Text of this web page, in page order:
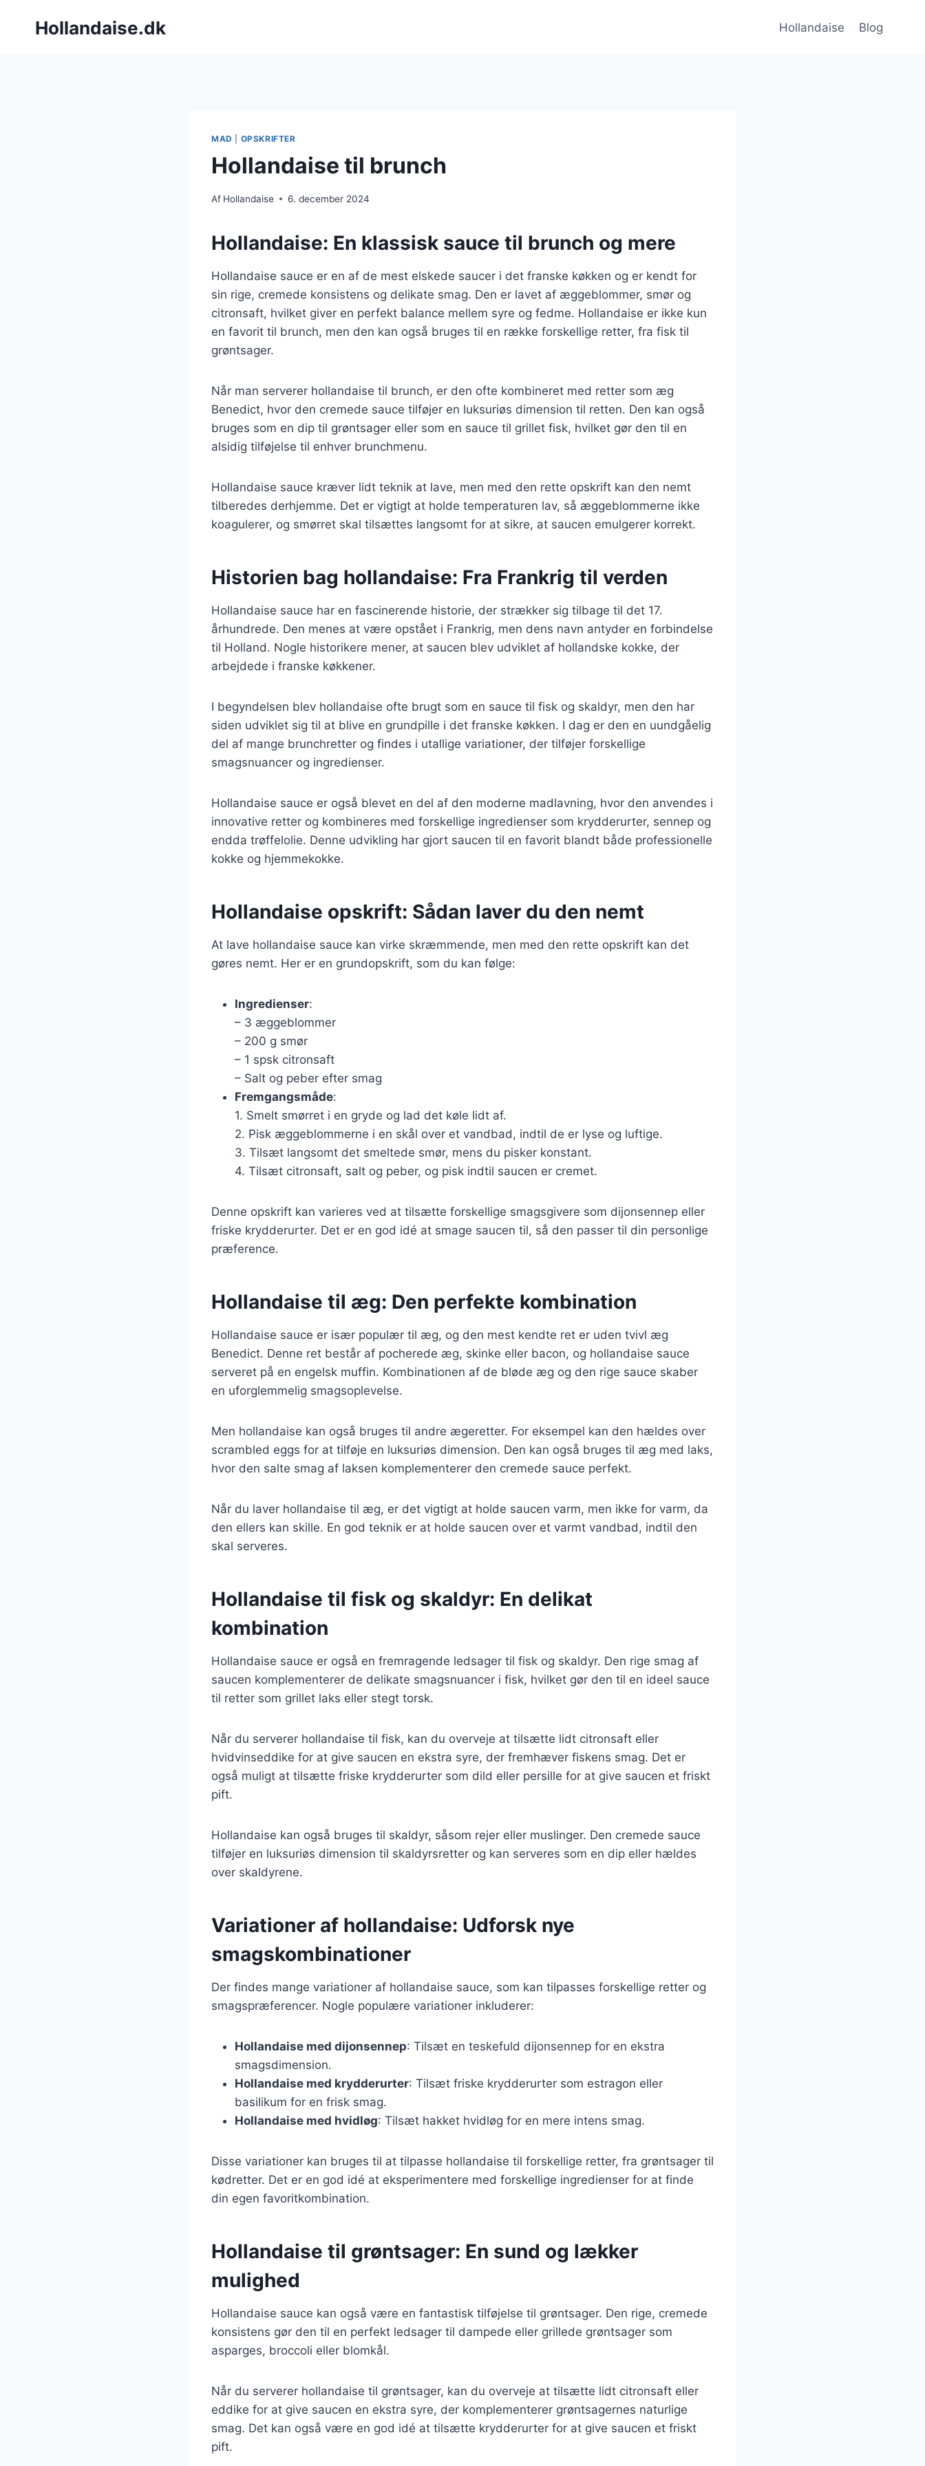
Hollandaise.dk Hollandaise Blog
MAD OPSKRIFTER
Hollandaise til brunch
Af Hollandaise 6. december 2024
Hollandaise: En klassisk sauce til brunch og mere
Hollandaise sauce er en af de mest elskede saucer i det franske køkken og er kendt for
sin rige, cremede konsistens og delikate smag. Den er lavet af æggeblommer, smør og
citronsaft, hvilket giver en perfekt balance mellem syre og fedme. Hollandaise er ikke kun
en favorit til brunch, men den kan også bruges til en række forskellige retter, fra fisk til
grøntsager.
Når man serverer hollandaise til brunch, er den ofte kombineret med retter som æg
Benedict, hvor den cremede sauce tilføjer en luksuriøs dimension til retten. Den kan også
bruges som en dip til grøntsager eller som en sauce til grillet fisk, hvilket gør den til en
alsidig tilføjelse til enhver brunchmenu.
Hollandaise sauce kræver lidt teknik at lave, men med den rette opskrift kan den nemt
tilberedes derhjemme. Det er vigtigt at holde temperaturen lav, så æggeblommerne ikke
koagulerer, og smørret skal tilsættes langsomt for at sikre, at saucen emulgerer korrekt.
Historien bag hollandaise: Fra Frankrig til verden
Hollandaise sauce har en fascinerende historie, der strækker sig tilbage til det 17.
århundrede. Den menes at være opstået i Frankrig, men dens navn antyder en forbindelse
til Holland. Nogle historikere mener, at saucen blev udviklet af hollandske kokke, der
arbejdede i franske køkkener.
I begyndelsen blev hollandaise ofte brugt som en sauce til fisk og skaldyr, men den har
siden udviklet sig til at blive en grundpille i det franske køkken. I dag er den en uundgåelig
del af mange brunchretter og findes i utallige variationer, der tilføjer forskellige
smagsnuancer og ingredienser.
Hollandaise sauce er også blevet en del af den moderne madlavning, hvor den anvendes i
innovative retter og kombineres med forskellige ingredienser som krydderurter, sennep og
endda trøffelolie. Denne udvikling har gjort saucen til en favorit blandt både professionelle
kokke og hjemmekokke.
Hollandaise opskrift: Sådan laver du den nemt
At lave hollandaise sauce kan virke skræmmende, men med den rette opskrift kan det
gøres nemt. Her er en grundopskrift, som du kan følge:
Ingredienser:
– 3 æggeblommer
– 200 g smør
– 1 spsk citronsaft
– Salt og peber efter smag
Fremgangsmåde:
1. Smelt smørret i en gryde og lad det køle lidt af.
2. Pisk æggeblommerne i en skål over et vandbad, indtil de er lyse og luftige.
3. Tilsæt langsomt det smeltede smør, mens du pisker konstant.
4. Tilsæt citronsaft, salt og peber, og pisk indtil saucen er cremet.
Denne opskrift kan varieres ved at tilsætte forskellige smagsgivere som dijonsennep eller
friske krydderurter. Det er en god idé at smage saucen til, så den passer til din personlige
præference.
Hollandaise til æg: Den perfekte kombination
Hollandaise sauce er især populær til æg, og den mest kendte ret er uden tvivl æg
Benedict. Denne ret består af pocherede æg, skinke eller bacon, og hollandaise sauce
serveret på en engelsk muffin. Kombinationen af de bløde æg og den rige sauce skaber
en uforglemmelig smagsoplevelse.
Men hollandaise kan også bruges til andre ægeretter. For eksempel kan den hældes over
scrambled eggs for at tilføje en luksuriøs dimension. Den kan også bruges til æg med laks,
hvor den salte smag af laksen komplementerer den cremede sauce perfekt.
Når du laver hollandaise til æg, er det vigtigt at holde saucen varm, men ikke for varm, da
den ellers kan skille. En god teknik er at holde saucen over et varmt vandbad, indtil den
skal serveres.
Hollandaise til fisk og skaldyr: En delikat
kombination
Hollandaise sauce er også en fremragende ledsager til fisk og skaldyr. Den rige smag af
saucen komplementerer de delikate smagsnuancer i fisk, hvilket gør den til en ideel sauce
til retter som grillet laks eller stegt torsk.
Når du serverer hollandaise til fisk, kan du overveje at tilsætte lidt citronsaft eller
hvidvinseddike for at give saucen en ekstra syre, der fremhæver fiskens smag. Det er
også muligt at tilsætte friske krydderurter som dild eller persille for at give saucen et friskt
pift.
Hollandaise kan også bruges til skaldyr, såsom rejer eller muslinger. Den cremede sauce
tilføjer en luksuriøs dimension til skaldyrsretter og kan serveres som en dip eller hældes
over skaldyrene.
Variationer af hollandaise: Udforsk nye
smagskombinationer
Der findes mange variationer af hollandaise sauce, som kan tilpasses forskellige retter og
smagspræferencer. Nogle populære variationer inkluderer:
Hollandaise med dijonsennep: Tilsæt en teskefuld dijonsennep for en ekstra
smagsdimension.
Hollandaise med krydderurter: Tilsæt friske krydderurter som estragon eller
basilikum for en frisk smag.
Hollandaise med hvidløg: Tilsæt hakket hvidløg for en mere intens smag.
Disse variationer kan bruges til at tilpasse hollandaise til forskellige retter, fra grøntsager til
kødretter. Det er en god idé at eksperimentere med forskellige ingredienser for at finde
din egen favoritkombination.
Hollandaise til grøntsager: En sund og lækker
mulighed
Hollandaise sauce kan også være en fantastisk tilføjelse til grøntsager. Den rige, cremede
konsistens gør den til en perfekt ledsager til dampede eller grillede grøntsager som
asparges, broccoli eller blomkål.
Når du serverer hollandaise til grøntsager, kan du overveje at tilsætte lidt citronsaft eller
eddike for at give saucen en ekstra syre, der komplementerer grøntsagernes naturlige
smag. Det kan også være en god idé at tilsætte krydderurter for at give saucen et friskt
pift.